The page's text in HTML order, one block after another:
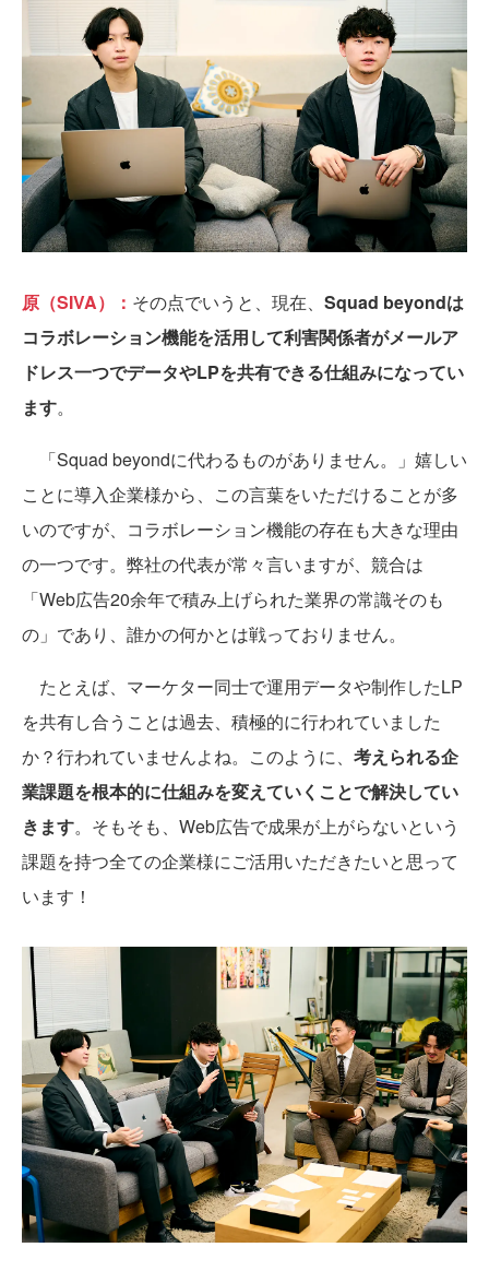
原（SIVA）： その点でいうと、現在、 Squad beyondは
コラボレーション機能を活用して利害関係者がメールア
ドレス一つでデータやLPを共有できる仕組みになってい
ます。
「Squad beyondに代わるものがありません。」嬉しい
ことに導入企業様から、この言葉をいただけることが多
いのですが、コラボレーション機能の存在も大きな理由
の一つです。弊社の代表が常々言いますが、競合は
「Web広告20余年で積み上げられた業界の常識そのも
の」であり、誰かの何かとは戦っておりません。
たとえば、マーケター同士で運用データや制作したLP
を共有し合うことは過去、積極的に行われていました
か？行われていませんよね。このように、 考えられる企
業課題を根本的に仕組みを変えていくことで解決してい
きます。そもそも、Web広告で成果が上がらないという
課題を持つ全ての企業様にご活用いただきたいと思って
います！